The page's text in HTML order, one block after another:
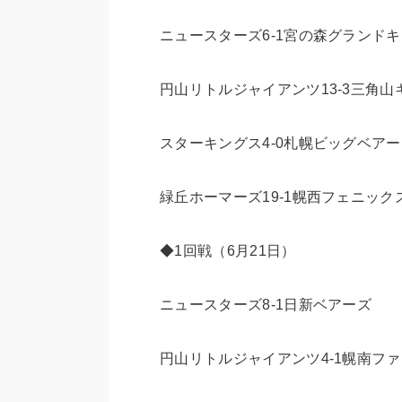
ニュースターズ6-1宮の森グランド
円山リトルジャイアンツ13-3三角山
スターキングス4-0札幌ビッグベア
緑丘ホーマーズ19-1幌西フェニック
◆1回戦（6月21日）
ニュースターズ8-1日新ベアーズ
円山リトルジャイアンツ4-1幌南フ